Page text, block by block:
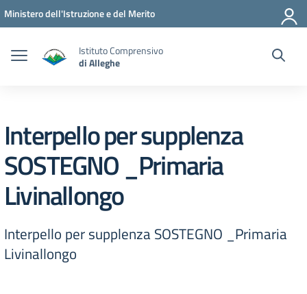
Vai ai contenuti
Vai al menu di navigazione
Vai al footer
Ministero dell'Istruzione e del Merito
Istituto Comprensivo
di Alleghe
Interpello per supplenza
SOSTEGNO _Primaria
Livinallongo
Interpello per supplenza SOSTEGNO _Primaria
Livinallongo